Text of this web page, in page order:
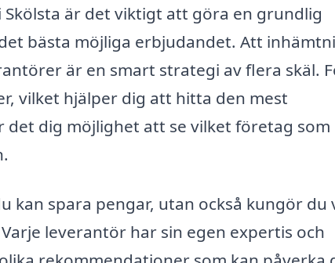
är det viktigt att göra en grundlig
bästa möjliga erbjudandet. Att
är en smart strategi av flera skäl.
vilket hjälper dig att hitta den mest
dig möjlighet att se vilket företag som
kan spara pengar, utan också kungör du
leverantör har sin egen expertis och